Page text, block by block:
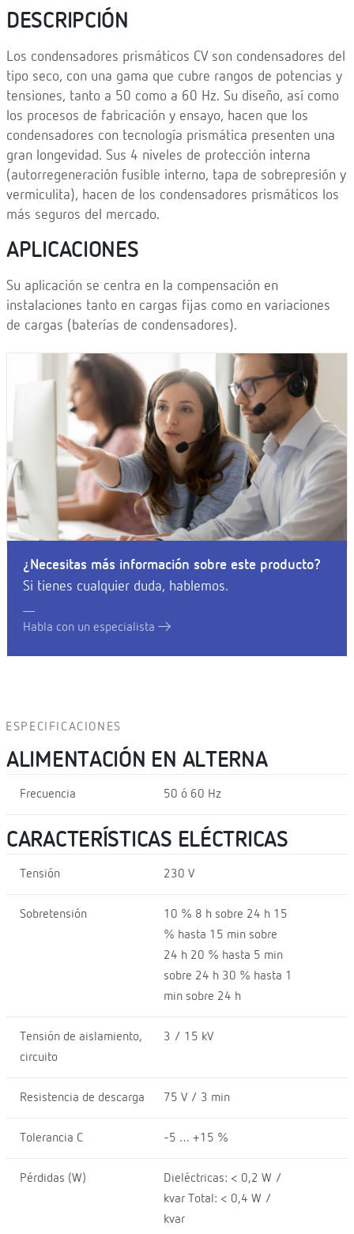
DESCRIPCIÓN
Los condensadores prismáticos CV son condensadores del
tipo seco, con una gama que cubre rangos de potencias y
tensiones, tanto a 50 como a 60 Hz. Su diseño, así como
los procesos de fabricación y ensayo, hacen que los
condensadores con tecnología prismática presenten una
gran longevidad. Sus 4 niveles de protección interna
(autorregeneración fusible interno, tapa de sobrepresión y
vermiculita), hacen de los condensadores prismáticos los
más seguros del mercado.
APLICACIONES
Su aplicación se centra en la compensación en
instalaciones tanto en cargas fijas como en variaciones
de cargas (baterías de condensadores).
¿Necesitas más información sobre este producto?
Si tienes cualquier duda, hablemos.
Habla con un especialista
ESPECIFICACIONES
ALIMENTACIÓN EN ALTERNA
Frecuencia 50 ó 60 Hz
CARACTERÍSTICAS ELÉCTRICAS
Tensión 230 V
Sobretensión
10 % 8 h sobre 24 h 15
% hasta 15 min sobre
24 h 20 % hasta 5 min
sobre 24 h 30 % hasta 1
min sobre 24 h
Tensión de aislamiento,
circuito
3 / 15 kV
Resistencia de descarga 75 V / 3 min
Tolerancia C -5 … +15 %
Pérdidas (W)
Dieléctricas: < 0,2 W /
kvar Total: < 0,4 W /
kvar